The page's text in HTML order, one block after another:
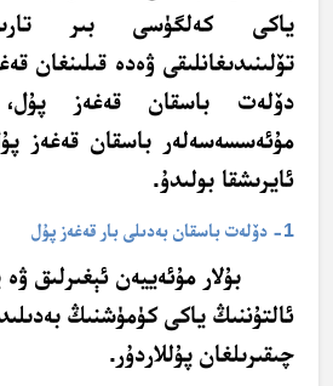
ياكى كەلگۈسى بىر
تۆلىنىدىغانلىقى ۋەدە قىلىنغان
دۆلەت باسقان قەغەز
مۇئەسسەسەلەر باسقان قەغەز
ئايرىشقا بولىدۇ.
1- دۆلەت باسقان بەدىلى بار قەغەز پۇل
بۇلار مۇئەييەن ئېغىرلىق
ئالتۇننىڭ ياكى كۈمۈشنىڭ
چىقىرىلغان پۇللاردۇر.